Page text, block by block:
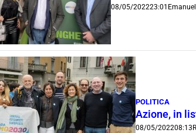
08/05/202223:01
POLITICA
Azione, in
08/05/202208:13